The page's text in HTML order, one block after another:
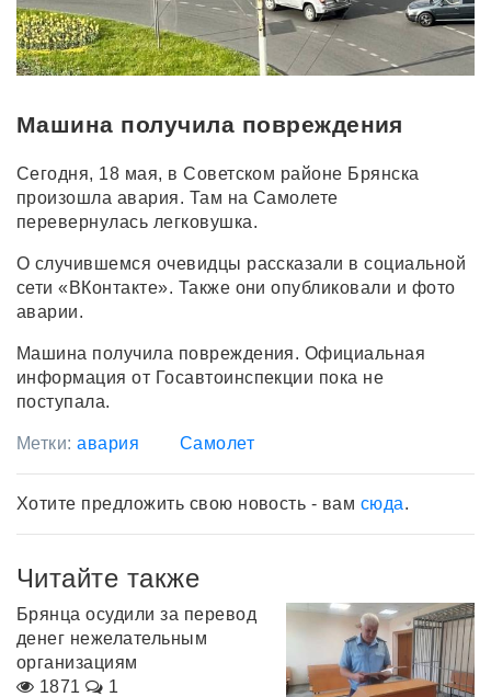
Машина получила повреждения
Сегодня, 18 мая, в Советском районе Брянска
произошла авария. Там на Самолете
перевернулась легковушка.
О случившемся очевидцы рассказали в социальной
сети «ВКонтакте». Также они опубликовали и фото
аварии.
Машина получила повреждения. Официальная
информация от Госавтоинспекции пока не
поступала.
Метки:авария Самолет
Хотите предложить свою новость - вам сюда.
Читайте также
Брянца осудили за перевод
денег нежелательным
организациям
1871
1